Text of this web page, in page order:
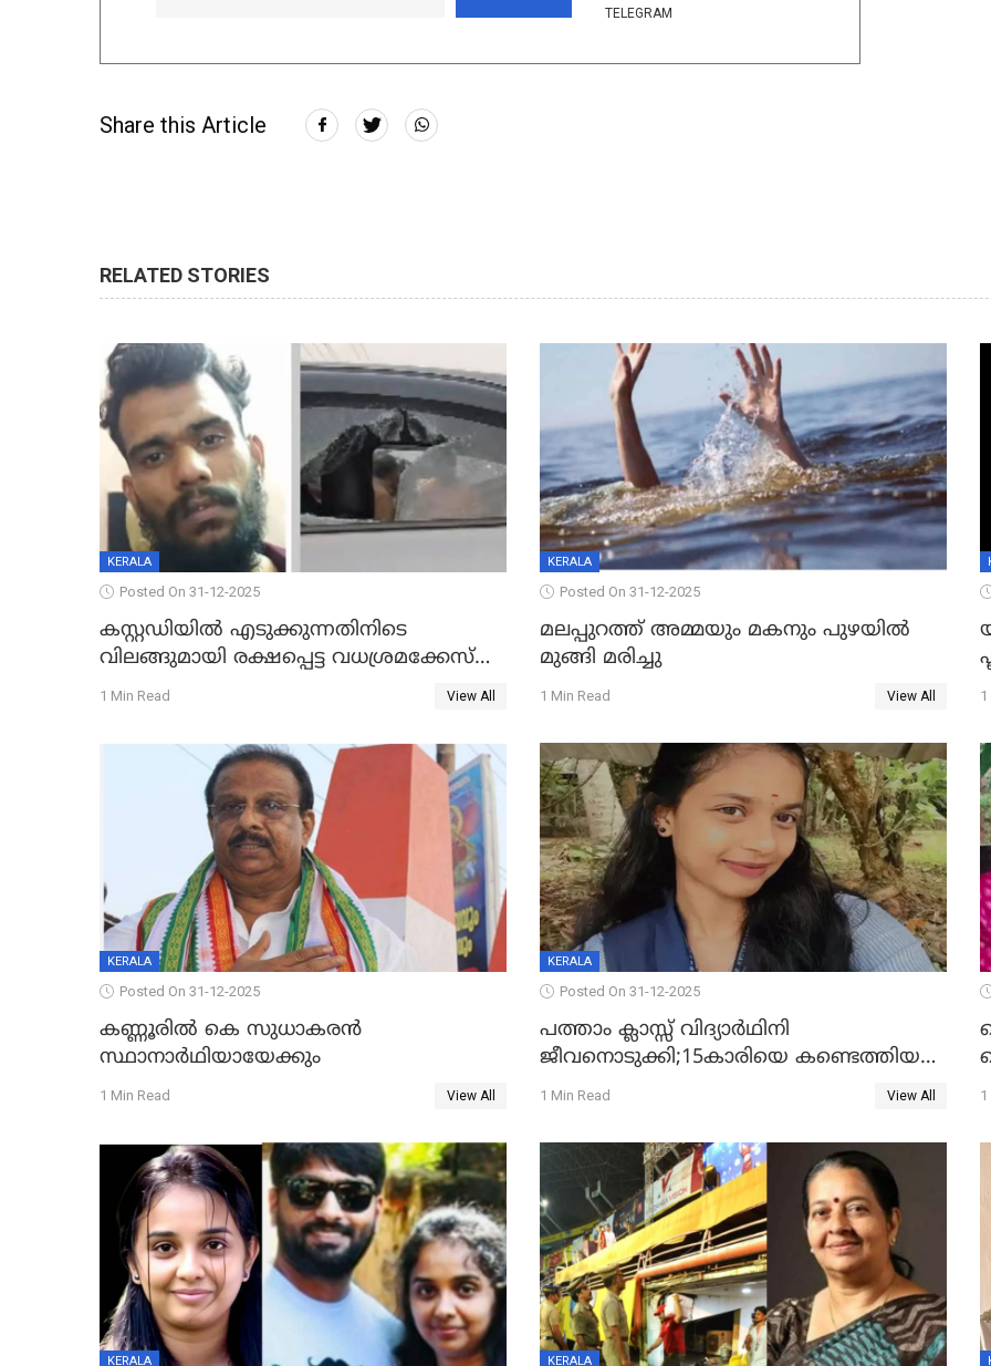
TELEGRAM
Share this Article
RELATED STORIES
KERALA
Posted On 31-12-2025
കസ്റ്റഡിയിൽ എടുക്കുന്നതിനിടെ
വിലങ്ങുമായി രക്ഷപ്പെട്ട വധശ്രമക്കേസ്
പ്രതി പിടിയിൽ
1 Min Read View All
KERALA
Posted On 31-12-2025
മലപ്പുറത്ത് അമ്മയും മകനും പുഴയിൽ
മുങ്ങി മരിച്ചു
1 Min Read View All 1
KERALA
Posted On 31-12-2025
കണ്ണൂരിൽ കെ സുധാകരൻ
സ്ഥാനാർഥിയായേക്കും
1 Min Read View All
KERALA
Posted On 31-12-2025
പത്താം ക്ലാസ്സ് വിദ്യാര്‍ഥിനി
ജീവനൊടുക്കി;15കാരിയെ കണ്ടെത്തിയത്
കിടപ്പുമുറിയില്‍ തൂങ്ങി മരിച്ച നിലയിൽ
1 Min Read View All 1
KERALA KERALA